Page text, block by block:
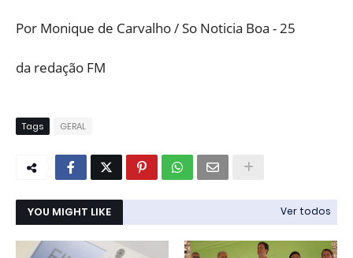
Por Monique de Carvalho / So Noticia Boa - 25
da redação FM
Tags GERAL
YOU MIGHT LIKE Ver todos